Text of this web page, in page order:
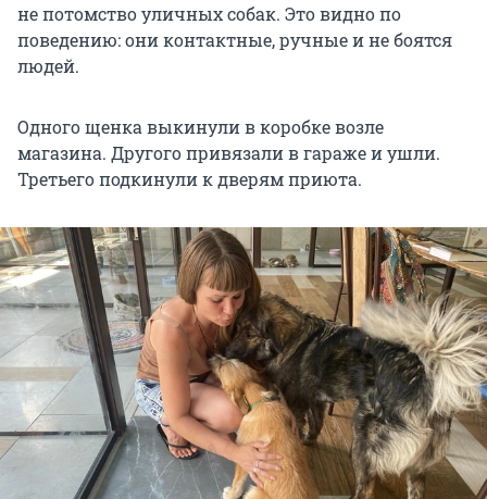
не потомство уличных собак. Это видно по
поведению: они контактные, ручные и не боятся
людей.
Одного щенка выкинули в коробке возле
магазина. Другого привязали в гараже и ушли.
Третьего подкинули к дверям приюта.